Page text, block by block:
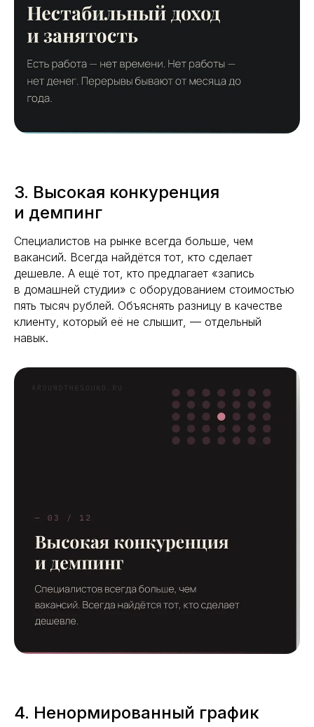
3. Высокая конкуренция
и демпинг
Специалистов на рынке всегда больше, чем
вакансий. Всегда найдётся тот, кто сделает
дешевле. А ещё тот, кто предлагает «запись
в домашней студии» с оборудованием стоимостью
пять тысяч рублей. Объяснять разницу в качестве
клиенту, который её не слышит, — отдельный
навык.
4. Ненормированный график